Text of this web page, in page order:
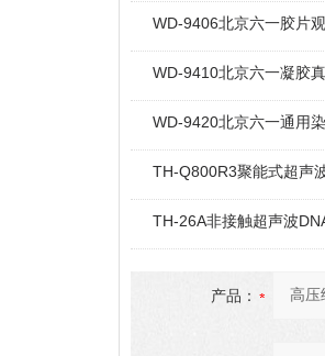
WD-9406北京六一胶片
WD-9410北京六一凝胶
WD-9420北京六一通用
TH-Q800R3聚能式超声
TH-26A非接触超声波
产品：